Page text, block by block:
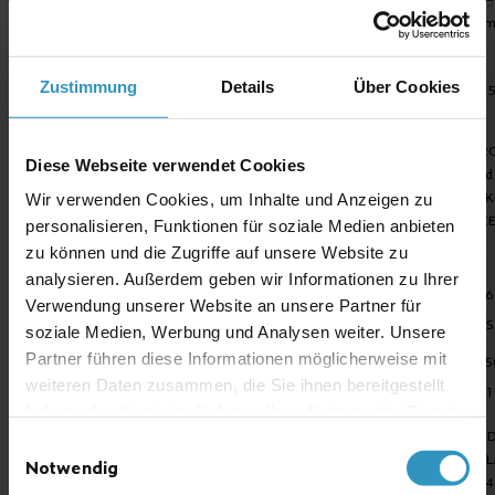
Zustimmung Details Über Cookies
Diese Webseite verwendet Cookies
Wir verwenden Cookies, um Inhalte und Anzeigen zu
personalisieren, Funktionen für soziale Medien anbieten
zu können und die Zugriffe auf unsere Website zu
analysieren. Außerdem geben wir Informationen zu Ihrer
Verwendung unserer Website an unsere Partner für
soziale Medien, Werbung und Analysen weiter. Unsere
Partner führen diese Informationen möglicherweise mit
weiteren Daten zusammen, die Sie ihnen bereitgestellt
Notwendig
hPa
vom Messbereich
Lebensdauer ca. 5 Jahre ca. 5 Jahre
ATEX / IECEX
Zündschutzart
ATEX-Zertifikat
IECEX-Zertifikat
DEKRA11ATEX0257X
IECEx DEK11.0090X
DEKRA11ATEX0257X
IECEx DEK11.0090X
II
Messtechnische
Zulassung
Zertifikat
EN60079-29-1
BVS12ATEXG001X
BVS12ATEXG001X
Sicherheitsniveau
EN50271
SIL1
EN50271
SIL1
SIL1
SOLAS 74 u.a.
IEC60092-504
504